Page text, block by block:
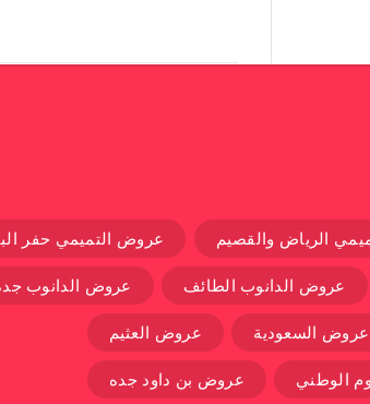
الرياض والقصيم عروض التميمي حفر
عروض الدانوب الطائف عروض الدانوب
عروض السعودية عروض العثيم
الوطني عروض بن داود جده